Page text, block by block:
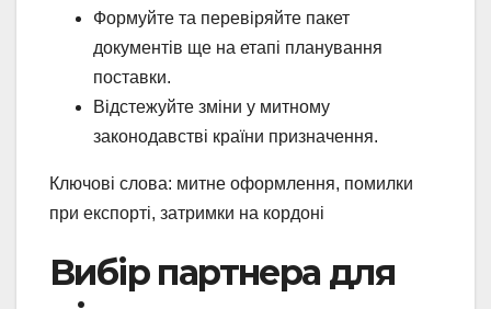
Формуйте та перевіряйте пакет
документів ще на етапі планування
поставки.
Відстежуйте зміни у митному
законодавстві країни призначення.
Ключові слова: митне оформлення, помилки
при експорті, затримки на кордоні
Вибір партнера для